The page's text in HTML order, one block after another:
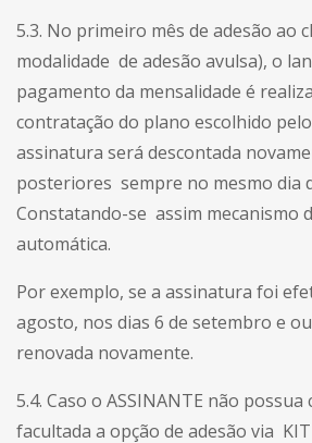
5.3. No primeiro mês de adesão ao
modalidade de adesão avulsa), o
pagamento da mensalidade é
contratação do plano escolhido
assinatura será descontada
posteriores sempre no mesmo dia
Constatando-se assim mecanismo
automática.
Por exemplo, se a assinatura foi
agosto, nos dias 6 de setembro e
renovada novamente.
5.4. Caso o ASSINANTE não
facultada a opção de adesão via